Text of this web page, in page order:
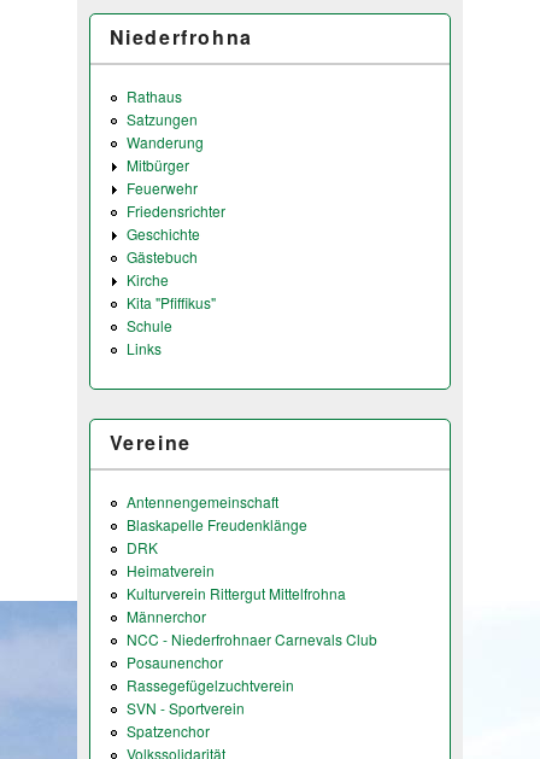
Niederfrohna
Rathaus
Satzungen
Wanderung
Mitbürger
Feuerwehr
Friedensrichter
Geschichte
Gästebuch
Kirche
Kita "Pfiffikus"
Schule
Links
Vereine
Antennengemeinschaft
Blaskapelle Freudenklänge
DRK
Heimatverein
Kulturverein Rittergut Mittelfrohna
Männerchor
NCC - Niederfrohnaer Carnevals Club
Posaunenchor
Rassegefügelzuchtverein
SVN - Sportverein
Spatzenchor
Volkssolidarität